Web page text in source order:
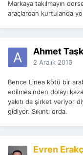
Markaya takılmayın
araçlardan kurtulanda
Ahmet
2 Aralık 2016
Bence Linea kötü bir
edilmesinden dolayı
yakıtı da şirket veriyor
gidiyor. Sıkıntı orda.
Evren